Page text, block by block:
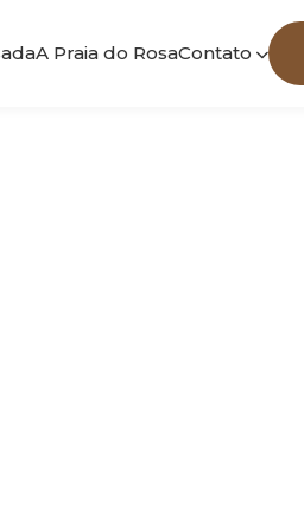
A Praia do RosaContato